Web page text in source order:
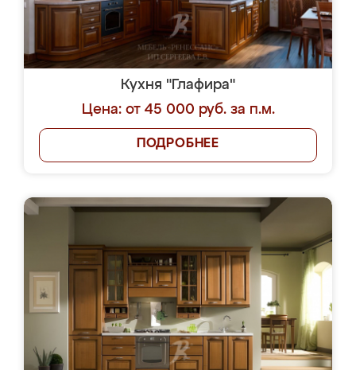
Кухня "Глафира"
Цена: от 45 000 руб. за п.м.
ПОДРОБНЕЕ